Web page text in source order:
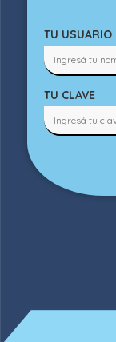
TU USUARIO
TU CLAVE